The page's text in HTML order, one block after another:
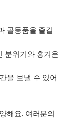
골동품을 즐길
분위기와 흥겨운
을 보낼 수 있어
해요. 여러분의